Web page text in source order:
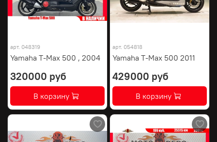
арт. 048319
Yamaha T-Max 500 , 2004
320000 руб
В корзину
арт. 054818
Yamaha T-Max 500 2011
429000 руб
В корзину